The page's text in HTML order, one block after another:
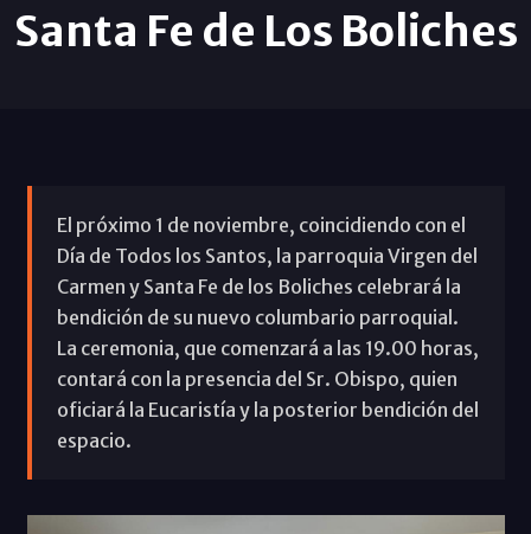
Santa Fe de Los Boliches
El próximo 1 de noviembre, coincidiendo con el
Día de Todos los Santos, la parroquia Virgen del
Carmen y Santa Fe de los Boliches celebrará la
bendición de su nuevo columbario parroquial.
La ceremonia, que comenzará a las 19.00 horas,
contará con la presencia del Sr. Obispo, quien
oficiará la Eucaristía y la posterior bendición del
espacio.